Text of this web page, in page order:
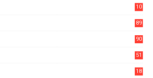
10
89
90
51
18